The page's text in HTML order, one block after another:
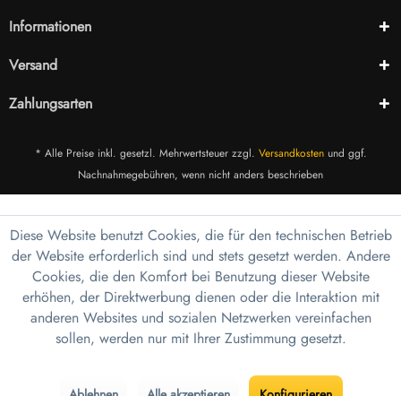
Informationen
Versand
Zahlungsarten
* Alle Preise inkl. gesetzl. Mehrwertsteuer zzgl. Versandkostenund ggf.
Nachnahmegebühren, wenn nicht anders beschrieben
Diese Website benutzt Cookies, die für den technischen Betrieb
der Website erforderlich sind und stets gesetzt werden. Andere
Cookies, die den Komfort bei Benutzung dieser Website
erhöhen, der Direktwerbung dienen oder die Interaktion mit
anderen Websites und sozialen Netzwerken vereinfachen
sollen, werden nur mit Ihrer Zustimmung gesetzt.